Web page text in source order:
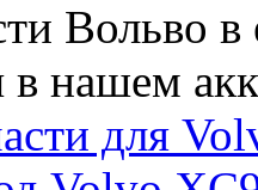
Вольво
в нашем
для